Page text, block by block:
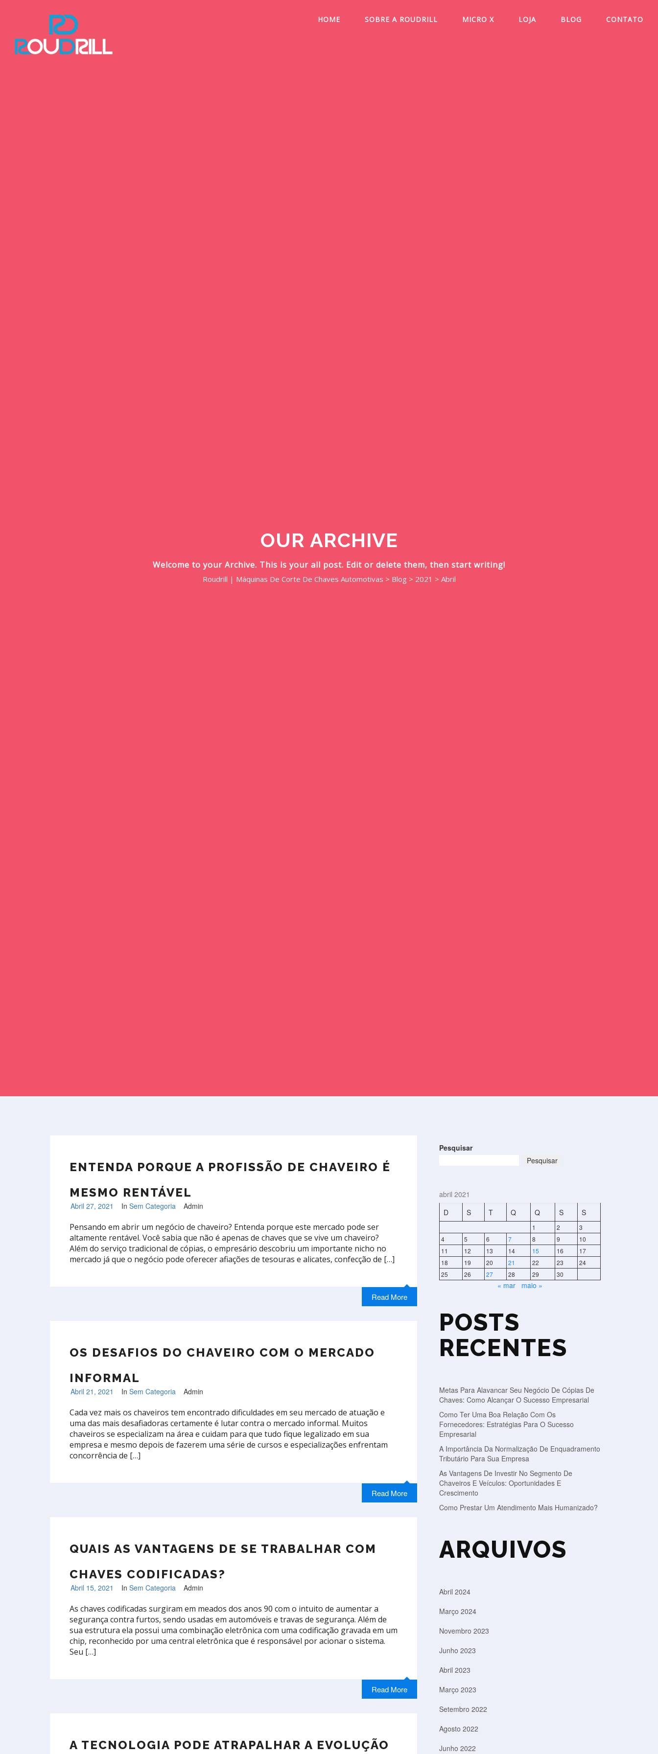
HOME SOBRE A ROUDRILL MICRO X LOJA BLOG CONTATO
OUR ARCHIVE
Welcome to your Archive. This is your all post. Edit or delete them, then start writing!
Roudrill | Máquinas De Corte De Chaves Automotivas > Blog> 2021 > Abril
ENTENDA PORQUE A PROFISSÃO DE CHAVEIRO É
MESMO RENTÁVEL
Abril 27, 2021 In Sem Categoria Admin
Pensando em abrir um negócio de chaveiro? Entenda porque este mercado pode ser
altamente rentável. Você sabia que não é apenas de chaves que se vive um chaveiro?
Além do serviço tradicional de cópias, o empresário descobriu um importante nicho no
mercado já que o negócio pode oferecer afiações de tesouras e alicates, confecção de […]
Read More
OS DESAFIOS DO CHAVEIRO COM O MERCADO
INFORMAL
Abril 21, 2021 In Sem Categoria Admin
Cada vez mais os chaveiros tem encontrado dificuldades em seu mercado de atuação e
uma das mais desafiadoras certamente é lutar contra o mercado informal. Muitos
chaveiros se especializam na área e cuidam para que tudo fique legalizado em sua
empresa e mesmo depois de fazerem uma série de cursos e especializações enfrentam
concorrência de […]
Read More
QUAIS AS VANTAGENS DE SE TRABALHAR COM
CHAVES CODIFICADAS?
Abril 15, 2021 In Sem Categoria Admin
As chaves codificadas surgiram em meados dos anos 90 com o intuito de aumentar a
segurança contra furtos, sendo usadas em automóveis e travas de segurança. Além de
sua estrutura ela possui uma combinação eletrônica com uma codificação gravada em um
chip, reconhecido por uma central eletrônica que é responsável por acionar o sistema.
Seu […]
Read More
A TECNOLOGIA PODE ATRAPALHAR A EVOLUÇÃO
Pesquisar
Pesquisar
abril 2021
D
S T Q Q S S
1 2
3
4
5 6 7 8 9
10
11
12 13 14 15 16
17
18
19 20 21 22 23
24
25
26 27 28 29 30
« mar maio »
POSTS
RECENTES
Metas Para Alavancar Seu Negócio De Cópias De
Chaves: Como Alcançar O Sucesso Empresarial
Como Ter Uma Boa Relação Com Os
Fornecedores: Estratégias Para O Sucesso
Empresarial
A Importância Da Normalização De Enquadramento
Tributário Para Sua Empresa
As Vantagens De Investir No Segmento De
Chaveiros E Veículos: Oportunidades E
Crescimento
Como Prestar Um Atendimento Mais Humanizado?
ARQUIVOS
Abril 2024
Março 2024
Novembro 2023
Junho 2023
Abril 2023
Março 2023
Setembro 2022
Agosto 2022
Junho 2022